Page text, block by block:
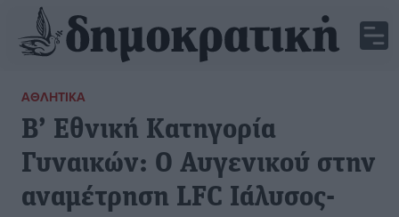
ΑΘΛΗΤΙΚΆ
Β’ Εθνική Κατηγορία
Γυναικών: Ο Αυγενικού στην
αναμέτρηση LFC Ιάλυσος-